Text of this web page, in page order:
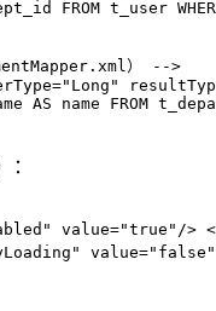
） -->
="Long"
：
value="true" />
value="false"